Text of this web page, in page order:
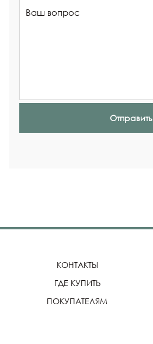
Отправить
КОНТАКТЫ
ГДЕ КУПИТЬ
ПОКУПАТЕЛЯМ